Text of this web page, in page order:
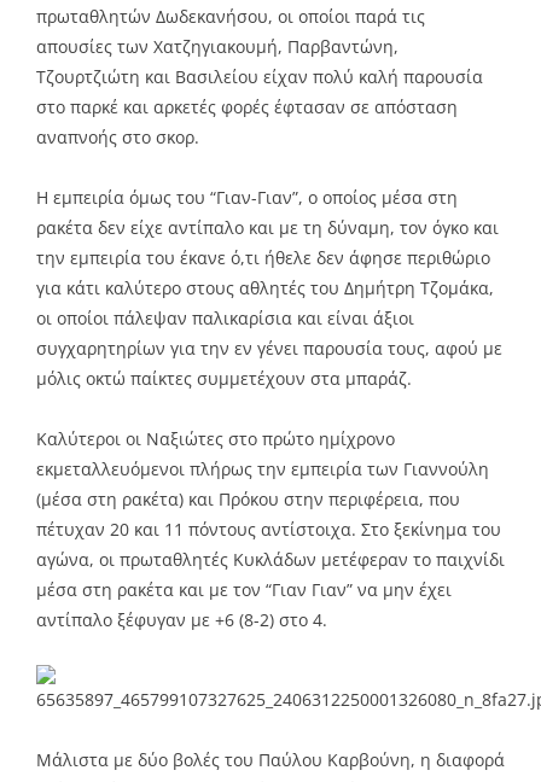
πρωταθλητών Δωδεκανήσου, οι οποίοι παρά τις
απουσίες των Χατζηγιακουμή, Παρβαντώνη,
Τζουρτζιώτη και Βασιλείου είχαν πολύ καλή παρουσία
στο παρκέ και αρκετές φορές έφτασαν σε απόσταση
αναπνοής στο σκορ.
Η εμπειρία όμως του “Γιαν-Γιαν”, ο οποίος μέσα στη
ρακέτα δεν είχε αντίπαλο και με τη δύναμη, τον όγκο και
την εμπειρία του έκανε ό,τι ήθελε δεν άφησε περιθώριο
για κάτι καλύτερο στους αθλητές του Δημήτρη Τζομάκα,
οι οποίοι πάλεψαν παλικαρίσια και είναι άξιοι
συγχαρητηρίων για την εν γένει παρουσία τους, αφού με
μόλις οκτώ παίκτες συμμετέχουν στα μπαράζ.
Καλύτεροι οι Ναξιώτες στο πρώτο ημίχρονο
εκμεταλλευόμενοι πλήρως την εμπειρία των Γιαννούλη
(μέσα στη ρακέτα) και Πρόκου στην περιφέρεια, που
πέτυχαν 20 και 11 πόντους αντίστοιχα. Στο ξεκίνημα του
αγώνα, οι πρωταθλητές Κυκλάδων μετέφεραν το παιχνίδι
μέσα στη ρακέτα και με τον “Γιαν Γιαν” να μην έχει
αντίπαλο ξέφυγαν με +6 (8-2) στο 4.
Μάλιστα με δύο βολές του Παύλου Καρβούνη, η διαφορά